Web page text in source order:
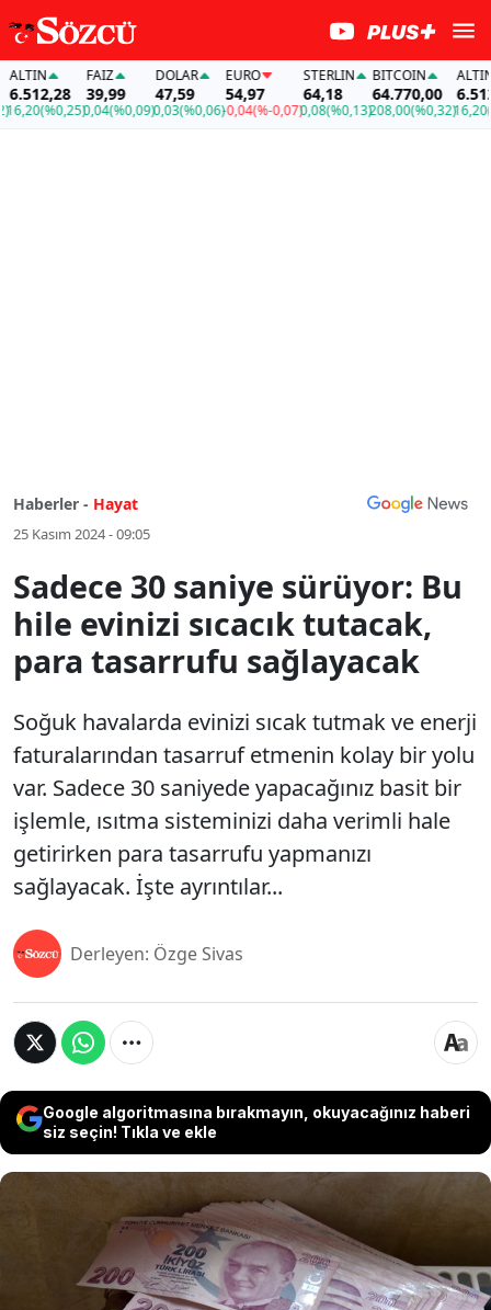
(%0,25)
FAİZ
39,99
0,04(%0,09)
DOLAR
47,59
0,03(%0,06)
EURO
54,97
-0,04(%-0,07)
STERLIN
64,18
0,08(%0,13)
BITCOIN
64.770,00
208,00(%0,32)
ALTIN
16,20
Haberler - Hayat
25 Kasım 2024 - 09:05
Sadece 30 saniye sürüyor: Bu
hile evinizi sıcacık tutacak,
para tasarrufu sağlayacak
Soğuk havalarda evinizi sıcak tutmak ve enerji
faturalarından tasarruf etmenin kolay bir yolu
var. Sadece 30 saniyede yapacağınız basit bir
işlemle, ısıtma sisteminizi daha verimli hale
getirirken para tasarrufu yapmanızı
sağlayacak. İşte ayrıntılar...
Derleyen: Özge Sivas
Google algoritmasına bırakmayın, okuyacağınız haberi
siz seçin! Tıkla ve ekle
Soğuk havalarda evinizi sıcak tutmak ve enerji
faturalarından tasarruf etmenin kolay bir yolu
var. Sadece 30 saniyede yapacağınız basit bir